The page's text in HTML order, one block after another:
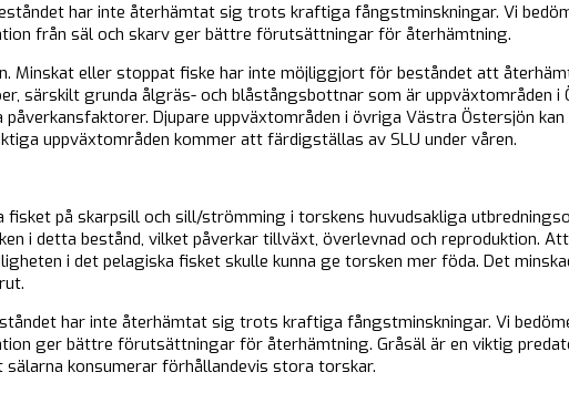
har inte återhämtat sig trots kraftiga fångstminskningar. Vi
från säl och skarv ger bättre förutsättningar för återhämtning.
Minskat eller stoppat fiske har inte möjliggjort för beståndet att
särskilt grunda ålgräs- och blåstångsbottnar som är uppväxtområden i
Djupare uppväxtområden i övriga Västra Östersjön
uppväxtområden kommer att färdigställas av SLU under våren.
fisket på skarpsill och sill/strömming i torskens huvudsakliga
i detta bestånd, vilket påverkar tillväxt, överlevnad och reproduktion.
i det pelagiska fisket skulle kunna ge torsken mer föda. Det
har inte återhämtat sig trots kraftiga fångstminskningar. Vi
ger bättre förutsättningar för återhämtning. Gråsäl är en viktig
konsumerar förhållandevis stora torskar.